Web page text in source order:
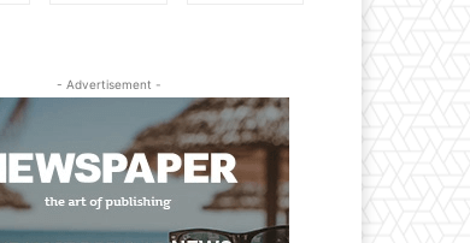
- Advertisement -